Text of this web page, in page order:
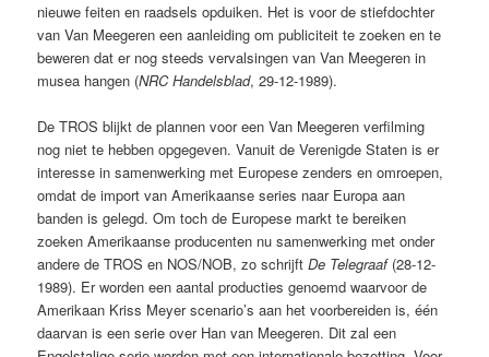
nieuwe feiten en raadsels opduiken. Het is voor de stiefdochter
van Van Meegeren een aanleiding om publiciteit te zoeken en te
beweren dat er nog steeds vervalsingen van Van Meegeren in
musea hangen (NRC Handelsblad, 29-12-1989).
De TROS blijkt de plannen voor een Van Meegeren verfilming
nog niet te hebben opgegeven. Vanuit de Verenigde Staten is er
interesse in samenwerking met Europese zenders en omroepen,
omdat de import van Amerikaanse series naar Europa aan
banden is gelegd. Om toch de Europese markt te bereiken
zoeken Amerikaanse producenten nu samenwerking met onder
andere de TROS en NOS/NOB, zo schrijftDe Telegraaf(28-12-
1989). Er worden een aantal producties genoemd waarvoor de
Amerikaan Kriss Meyer scenario’s aan het voorbereiden is, één
daarvan is een serie over Han van Meegeren. Dit zal een